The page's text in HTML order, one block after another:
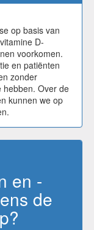
op basis van
D-
voorkomen.
en patiënten
zonder
hebben. Over de
kunnen we op
en -
de